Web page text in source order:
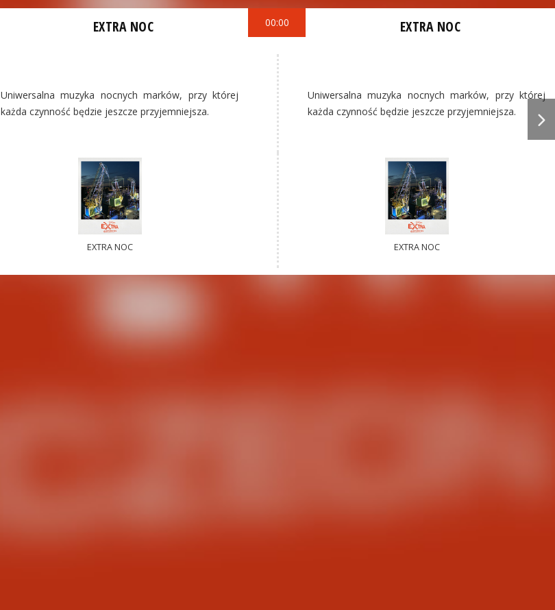
EXTRA NOC
Uniwersalna muzyka nocnych marków, przy której
każda czynność będzie jeszcze przyjemniejsza.
EXTRA NOC
00:00 EXTRA NOC
Uniwersalna muzyka nocnych marków, przy której
każda czynność będzie jeszcze przyjemniejsza.
EXTRA NOC